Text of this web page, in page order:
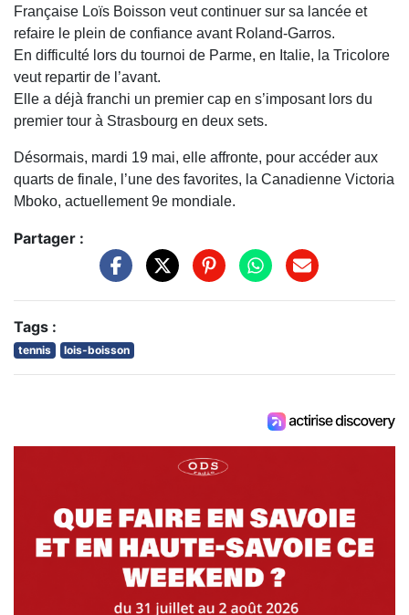
Française Loïs Boisson veut continuer sur sa lancée et
refaire le plein de confiance avant Roland-Garros.
En difficulté lors du tournoi de Parme, en Italie, la Tricolore
veut repartir de l’avant.
Elle a déjà franchi un premier cap en s’imposant lors du
premier tour à Strasbourg en deux sets.
Désormais, mardi 19 mai, elle affronte, pour accéder aux
quarts de finale, l’une des favorites, la Canadienne Victoria
Mboko, actuellement 9e mondiale.
Partager :
Tags :
tennis lois-boisson